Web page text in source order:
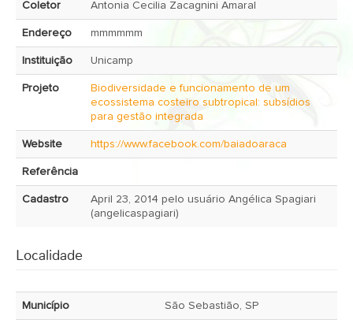
Coletor Antonia Cecilia Zacagnini Amaral
Endereço mmmmmm
Instituição Unicamp
Projeto
Biodiversidade e funcionamento de um
ecossistema costeiro subtropical: subsídios
para gestão integrada
Website https://www.facebook.com/baiadoaraca
Referência
Cadastro
April 23, 2014 pelo usuário Angélica Spagiari
(angelicaspagiari)
Localidade
Município São Sebastião, SP